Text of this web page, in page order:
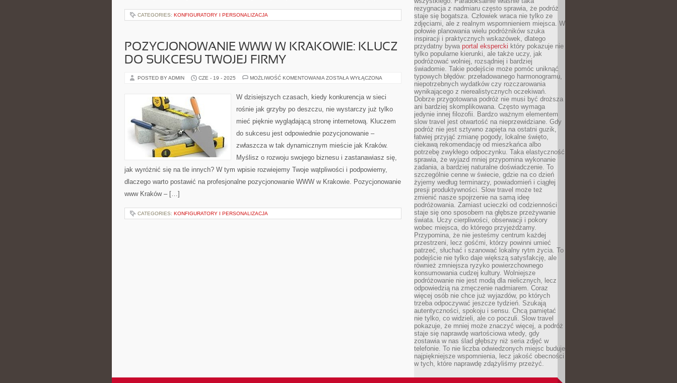
CATEGORIES: KONFIGURATORY I PERSONALIZACJA
POZYCJONOWANIE WWW W KRAKOWIE: KLUCZ
DO SUKCESU TWOJEJ FIRMY
POSTED BY ADMIN CZE - 19 - 2025 MOŻLIWOŚĆ KOMENTOWANIA POZYCJONOWANIE
KRAKOWIE:
KLUCZ
SUKCESU
FIRMY
ZOSTAŁA WYŁĄCZONA
W dzisiejszych czasach, kiedy konkurencja w sieci
rośnie jak grzyby po deszczu, nie wystarczy już tylko
mieć pięknie wyglądającą stronę internetową. Kluczem
do sukcesu jest odpowiednie pozycjonowanie –
zwłaszcza w tak dynamicznym mieście jak Kraków.
Myślisz o rozwoju swojego biznesu i zastanawiasz się,
jak wyróżnić się na tle innych? W tym wpisie rozwiejemy Twoje wątpliwości i podpowiemy,
dlaczego warto postawić na profesjonalne pozycjonowanie WWW w Krakowie. Pozycjonowanie
www Kraków – […]
CATEGORIES: KONFIGURATORY I PERSONALIZACJA
rezygnacja z nadmiaru często sprawia, że podróż
staje się bogatsza. Człowiek wraca nie tylko ze
zdjęciami, ale z realnym wspomnieniem miejsca. W
połowie planowania wielu podróżników szuka
inspiracji i praktycznych wskazówek, dlatego
przydatny bywa portal ekspercki który pokazuje nie
tylko popularne kierunki, ale także uczy, jak
podróżować wolniej, rozsądniej i bardziej
świadomie. Takie podejście może pomóc uniknąć
typowych błędów: przeładowanego harmonogramu,
niepotrzebnych wydatków czy rozczarowania
wynikającego z nierealistycznych oczekiwań.
Dobrze przygotowana podróż nie musi być droższa
ani bardziej skomplikowana. Często wymaga
jedynie innej filozofii. Bardzo ważnym elementem
slow travel jest otwartość na nieprzewidziane. Gdy
podróż nie jest sztywno zapięta na ostatni guzik,
łatwiej przyjąć zmianę pogody, lokalne święto,
ciekawą rekomendację od mieszkańca albo
potrzebę zwykłego odpoczynku. Taka elastyczność
sprawia, że wyjazd mniej przypomina wykonanie
zadania, a bardziej naturalne doświadczenie. To
szczególnie cenne w świecie, gdzie na co dzień
żyjemy według terminarzy, powiadomień i ciągłej
presji produktywności. Slow travel może też
zmienić nasze spojrzenie na samą ideę
podróżowania. Zamiast ucieczki od codzienności
staje się ono sposobem na głębsze przeżywanie
świata. Uczy cierpliwości, obserwacji i pokory
wobec miejsca, do którego przyjeżdżamy.
Przypomina, że nie jesteśmy centrum każdej
przestrzeni, lecz gośćmi, którzy powinni umieć
patrzeć, słuchać i szanować lokalny rytm życia. To
podejście nie tylko daje większą satysfakcję, ale
również zmniejsza ryzyko powierzchownego
konsumowania cudzej kultury. Wolniejsze
podróżowanie nie jest modą dla nielicznych, lecz
odpowiedzią na zmęczenie nadmiarem. Coraz
więcej osób nie chce już wyjazdów, po których
trzeba odpoczywać jeszcze tydzień. Szukają
autentyczności, spokoju i sensu. Chcą pamiętać
nie tylko, co widzieli, ale co poczuli. Slow travel
pokazuje, że mniej może znaczyć więcej, a podróż
staje się naprawdę wartościowa wtedy, gdy
zostawia w nas ślad głębszy niż seria zdjęć w
telefonie. To nie liczba odwiedzonych miejsc buduje
najpiękniejsze wspomnienia, lecz jakość obecności
w tych, które naprawdę zdążyliśmy przeżyć.